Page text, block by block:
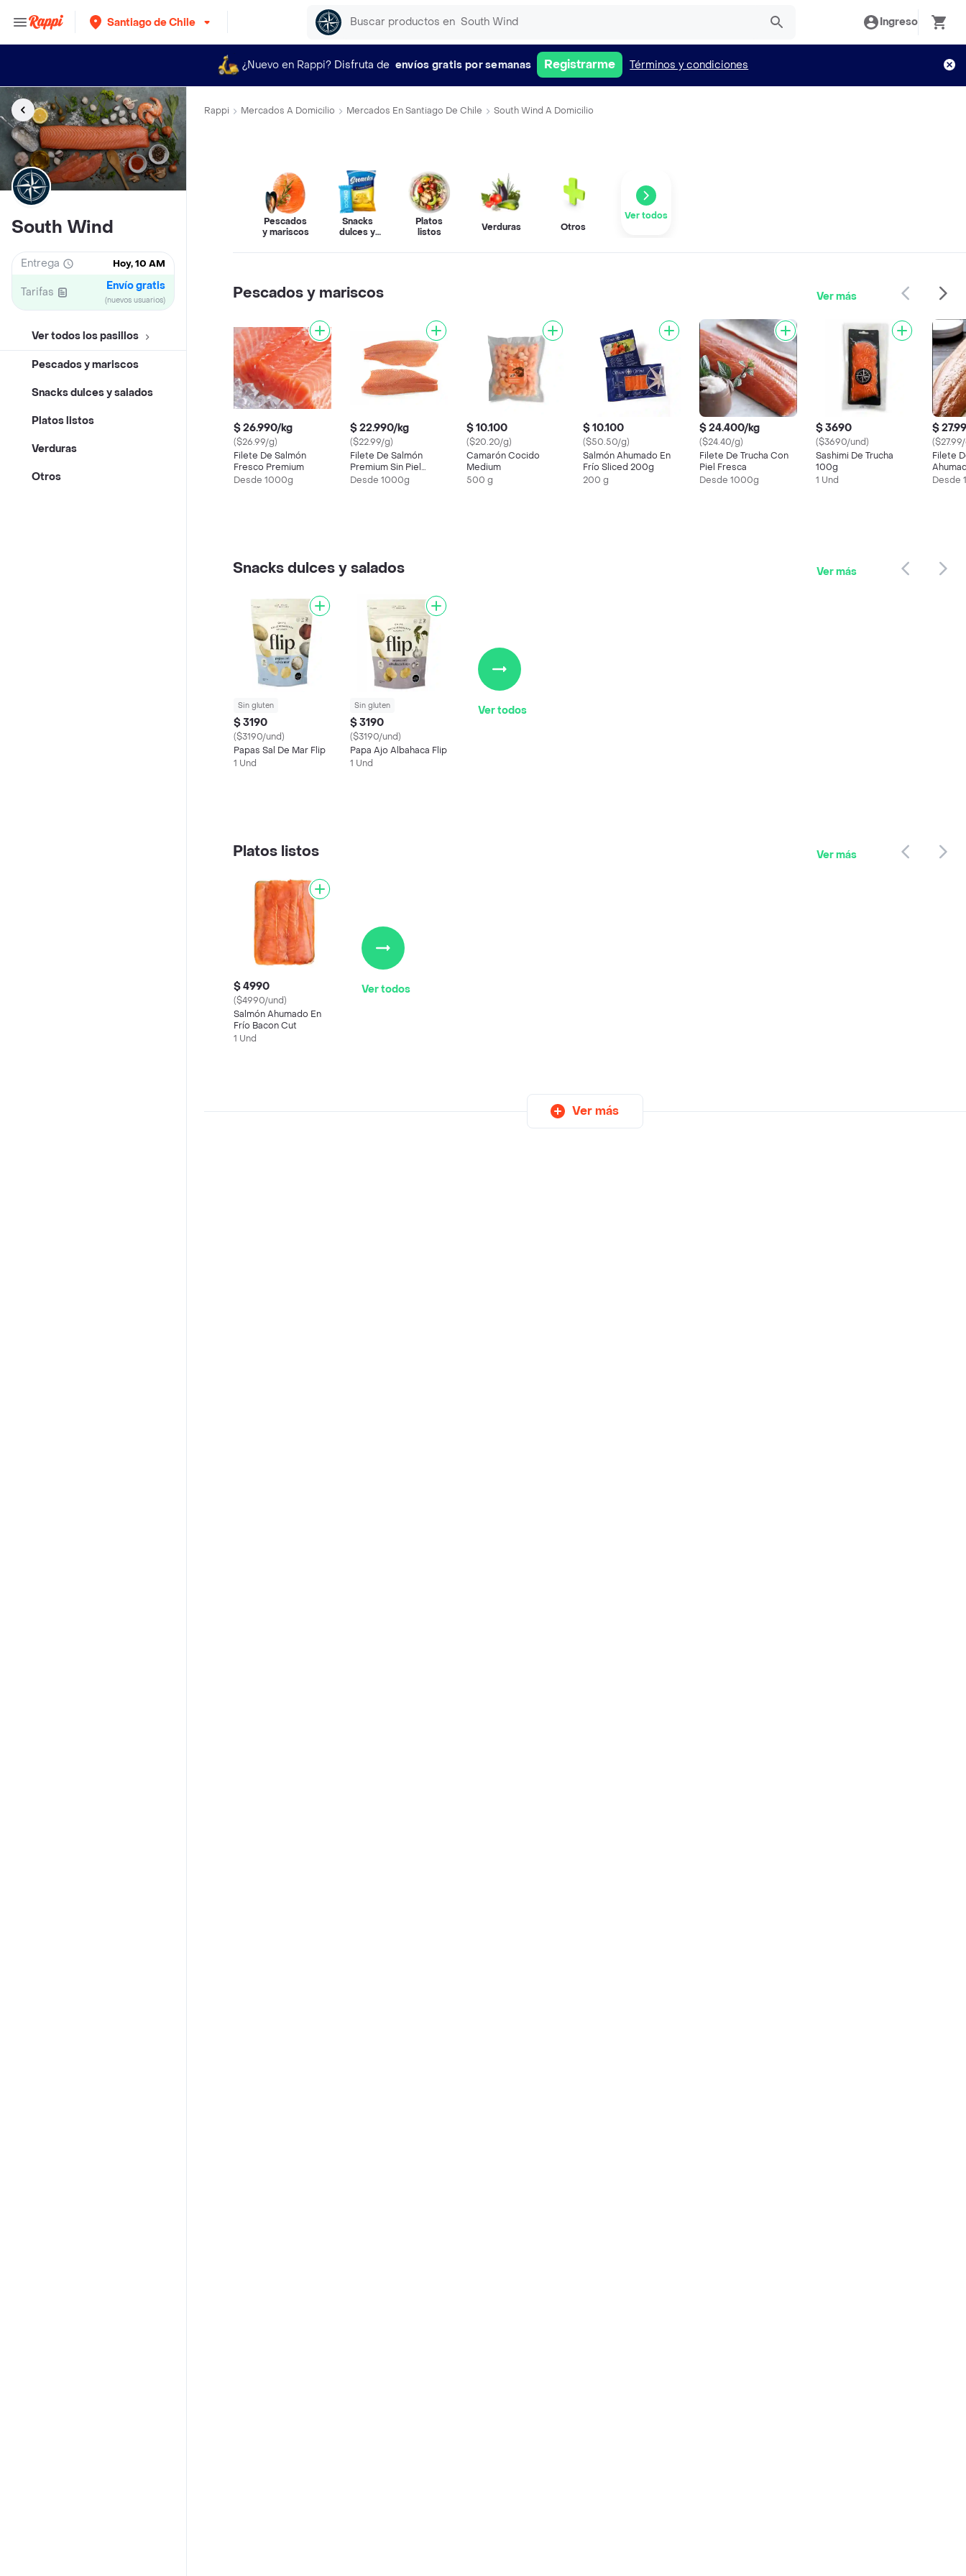
Santiago de Chile Ingreso
¿Nuevo en Rappi? Disfruta de envíos gratis por semanas Registrarme Términos y condiciones
South Wind
Entrega Hoy, 10 AM
Tarifas Envío gratis
(nuevos usuarios)
Ver todos los pasillos
Pescados y mariscos
Snacks dulces y salados
Platos listos
Verduras
Otros
Rappi Mercados A Domicilio Mercados En Santiago De Chile South Wind A Domicilio
Pescados
y mariscos
Snacks
dulces y
Platos
listos
Verduras Otros
Ver todos
Pescados y mariscos Ver más
$ 26.990/kg
($26.99/g)
Filete De Salmón
Fresco Premium
Desde 1000g
$ 22.990/kg
($22.99/g)
Filete De Salmón
Premium Sin Piel
Congelado 2/3lb
Desde 1000g
$ 10.100
($20.20/g)
Camarón Cocido
Medium
500 g
$ 10.100
($50.50/g)
Salmón Ahumado En
Frío Sliced 200g
200 g
$ 24.400/kg
($24.40/g)
Filete De Trucha Con
Piel Fresca
Desde 1000g
$ 3690
($3690/und)
Sashimi De Trucha
100g
1 Und
$
Filete
Desde
Snacks dulces y salados Ver más
Sin gluten
$ 3190
($3190/und)
Papas Sal De Mar Flip
1 Und
Sin gluten
$ 3190
($3190/und)
Papa Ajo Albahaca Flip
1 Und
Ver todos
Platos listos Ver más
$ 4990
($4990/und)
Salmón Ahumado En
Frío Bacon Cut
1 Und
Ver todos
Ver más